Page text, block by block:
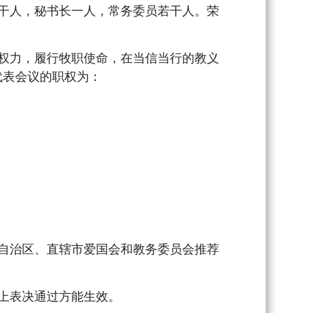
，秘书长一人，常务委员若干人。荣
，履行牧职使命，在当信当行的教义
会议的职权为：
区、直辖市爱国会和教务委员会推荐
决通过方能生效。